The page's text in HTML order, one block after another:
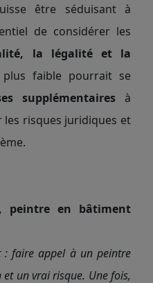
être séduisant à
de considérer les
la légalité et la
faible pourrait se
supplémentairesà
risques juridiques et
peintre en bâtiment
: faire appel à un peintre
et un vrai risque. Une fois,